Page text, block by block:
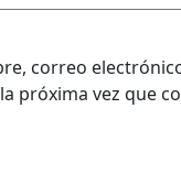
correo
próxima vez que